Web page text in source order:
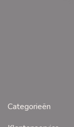
Categorieën